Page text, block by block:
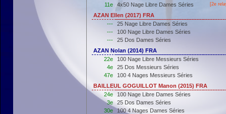
11e
4x50 Nage Libre Dames Séries [2e
AZAN Ellen (2017) FRA
---
25 Nage Libre Dames Séries
---
100 Nage Libre Dames Séries
---
25 Dos Dames Séries
AZAN Nolan (2014) FRA
22e
100 Nage Libre Messieurs Séries
4e
25 Dos Messieurs Séries
47e
100 4 Nages Messieurs Séries
BAILLEUL GOGUILLOT Manon (2015) FRA
24e
100 Nage Libre Dames Séries
3e
25 Dos Dames Séries
30e
100 4 Nages Dames Séries